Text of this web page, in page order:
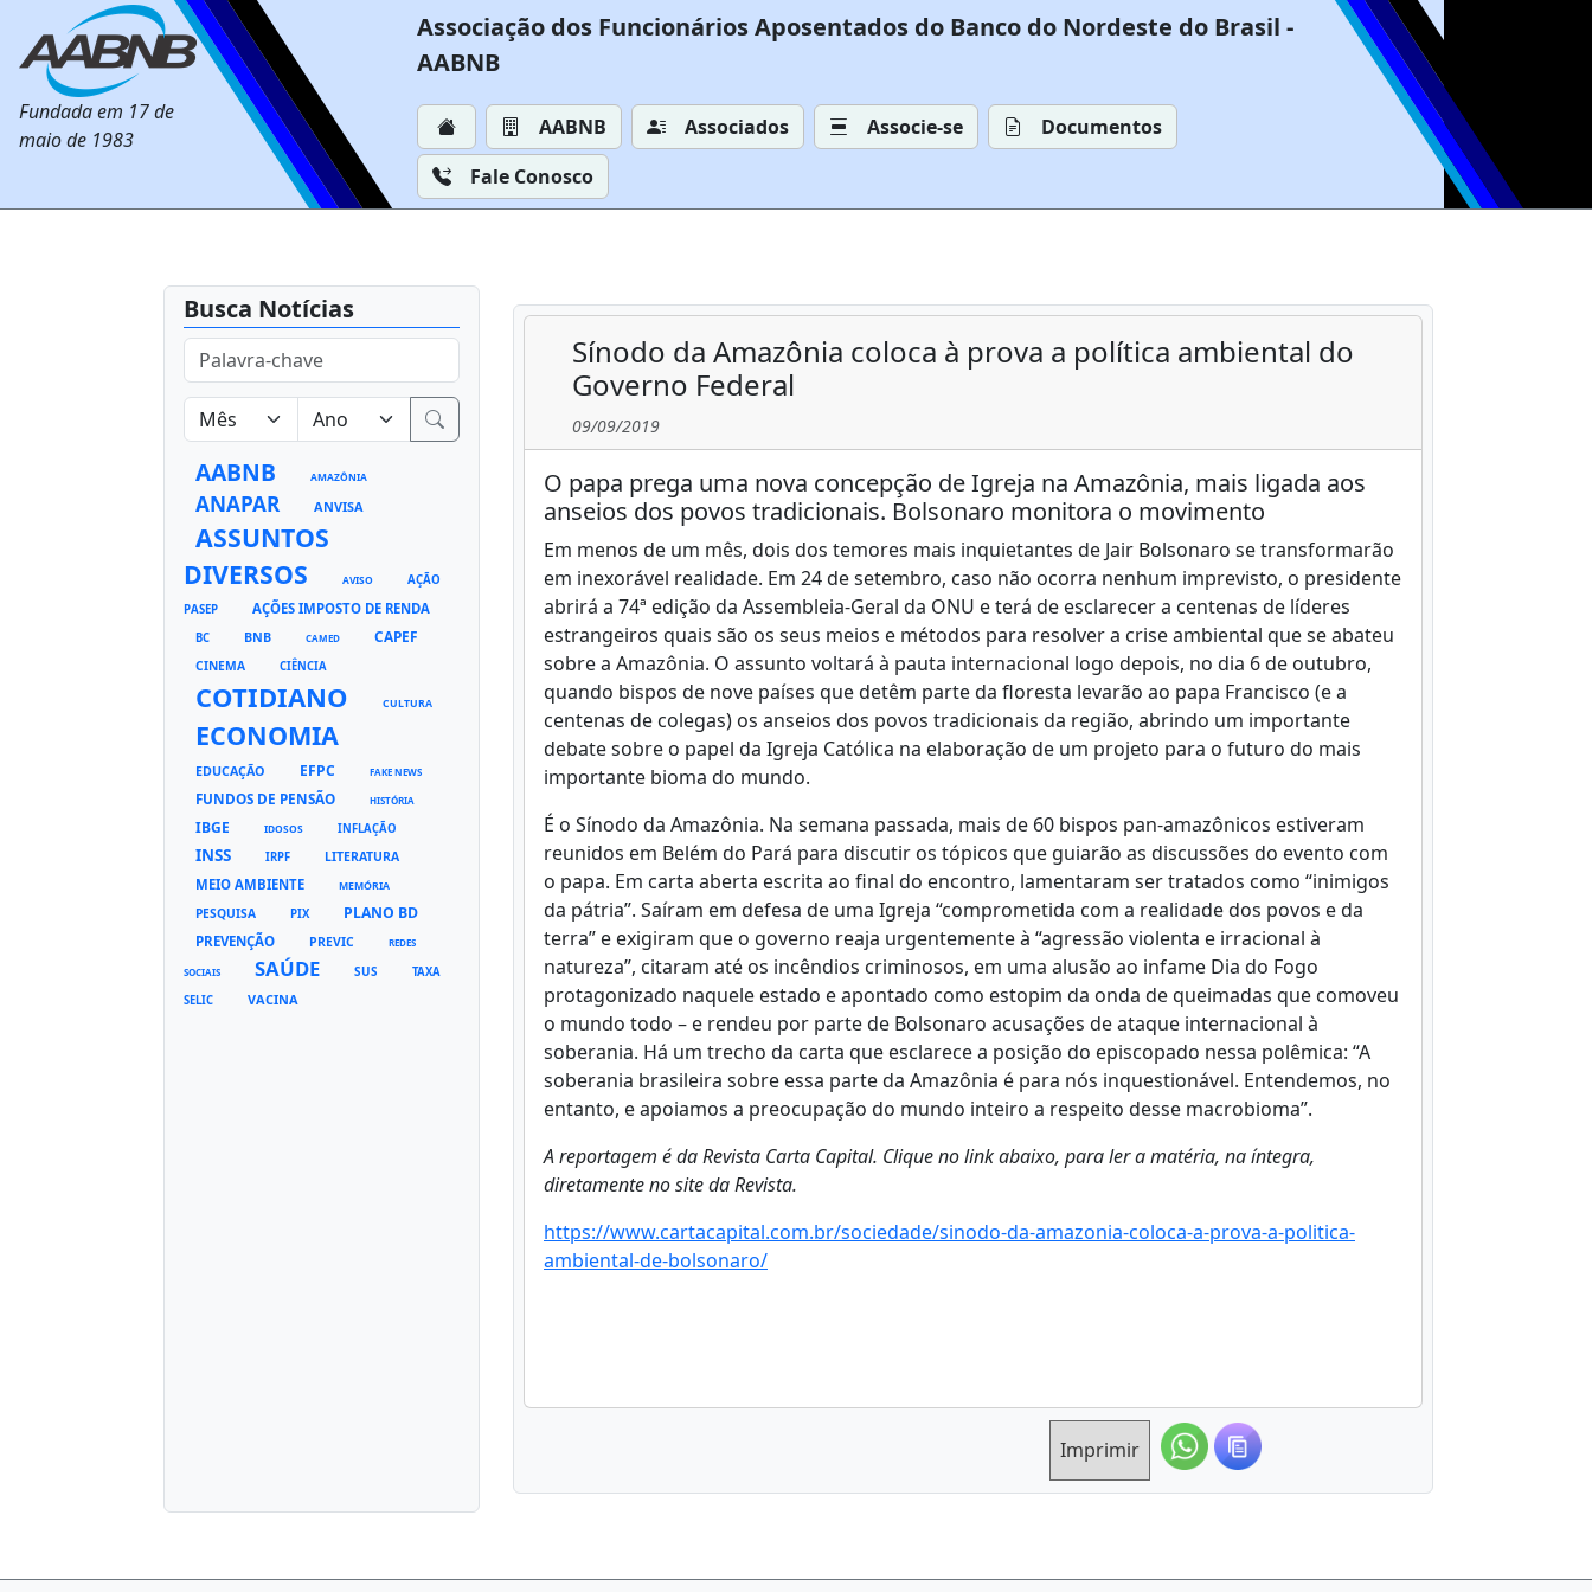
Fundada em 17 de
maio de 1983
Associação dos Funcionários Aposentados do Banco do Nordeste do Brasil -
AABNB
AABNB Associados Associe-se
Documentos
Fale Conosco
Busca Notícias
AABNB AMAZÔNIA
ANAPAR ANVISA
ASSUNTOS
DIVERSOS
AVISO
AÇÃO
PASEP
AÇÕES IMPOSTO DE RENDA
BC BNB CAMED CAPEF
CINEMA CIÊNCIA
COTIDIANO CULTURA
ECONOMIA
EDUCAÇÃO EFPC FAKE NEWS
FUNDOS DE PENSÃO HISTÓRIA
IBGE IDOSOS INFLAÇÃO
INSS IRPF LITERATURA
MEIO AMBIENTE MEMÓRIA
PESQUISA PIX PLANO BD
PREVENÇÃO PREVIC REDES
SOCIAIS SAÚDE SUS
TAXA
SELIC
VACINA
Sínodo da Amazônia coloca à prova a política ambiental do
Governo Federal
09/09/2019
O papa prega uma nova concepção de Igreja na Amazônia, mais ligada aos
anseios dos povos tradicionais. Bolsonaro monitora o movimento
Em menos de um mês, dois dos temores mais inquietantes de Jair Bolsonaro se transformarão
em inexorável realidade. Em 24 de setembro, caso não ocorra nenhum imprevisto, o presidente
abrirá a 74ª edição da Assembleia-Geral da ONU e terá de esclarecer a centenas de líderes
estrangeiros quais são os seus meios e métodos para resolver a crise ambiental que se abateu
sobre a Amazônia. O assunto voltará à pauta internacional logo depois, no dia 6 de outubro,
quando bispos de nove países que detêm parte da floresta levarão ao papa Francisco (e a
centenas de colegas) os anseios dos povos tradicionais da região, abrindo um importante
debate sobre o papel da Igreja Católica na elaboração de um projeto para o futuro do mais
importante bioma do mundo.
É o Sínodo da Amazônia. Na semana passada, mais de 60 bispos pan-amazônicos estiveram
reunidos em Belém do Pará para discutir os tópicos que guiarão as discussões do evento com
o papa. Em carta aberta escrita ao final do encontro, lamentaram ser tratados como “inimigos
da pátria”. Saíram em defesa de uma Igreja “comprometida com a realidade dos povos e da
terra” e exigiram que o governo reaja urgentemente à “agressão violenta e irracional à
natureza”, citaram até os incêndios criminosos, em uma alusão ao infame Dia do Fogo
protagonizado naquele estado e apontado como estopim da onda de queimadas que comoveu
o mundo todo – e rendeu por parte de Bolsonaro acusações de ataque internacional à
soberania. Há um trecho da carta que esclarece a posição do episcopado nessa polêmica: “A
soberania brasileira sobre essa parte da Amazônia é para nós inquestionável. Entendemos, no
entanto, e apoiamos a preocupação do mundo inteiro a respeito desse macrobioma”.
A reportagem é da Revista Carta Capital. Clique no link abaixo, para ler a matéria, na íntegra,
diretamente no site da Revista.
https://www.cartacapital.com.br/sociedade/sinodo-da-amazonia-coloca-a-prova-a-politica-
ambiental-de-bolsonaro/
Imprimir